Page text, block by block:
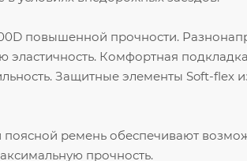
повышенной прочности.
эластичность. Комфортная
Защитные элементы Soft-flex
ремень обеспечивают
прочность.